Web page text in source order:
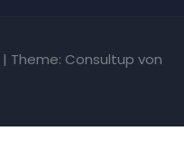
| Theme: Consultup von